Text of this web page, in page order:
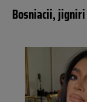
Bosniacii,